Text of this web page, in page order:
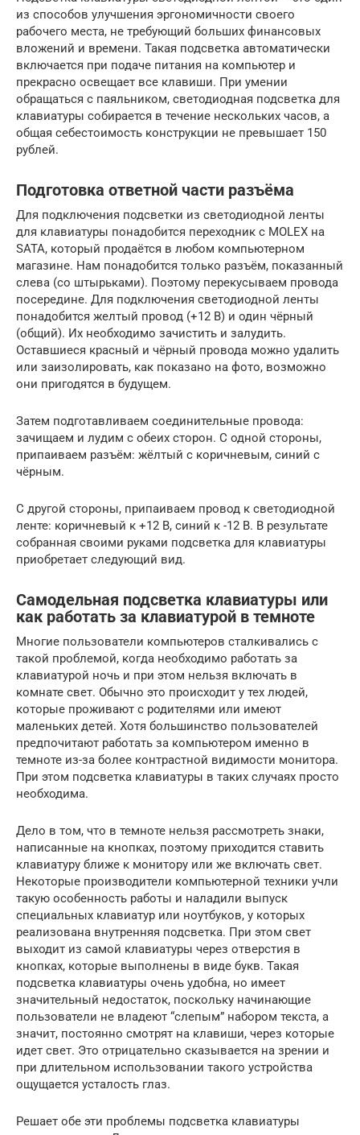
из способов улучшения эргономичности своего
рабочего места, не требующий больших финансовых
вложений и времени. Такая подсветка автоматически
включается при подаче питания на компьютер и
прекрасно освещает все клавиши. При умении
обращаться с паяльником, светодиодная подсветка для
клавиатуры собирается в течение нескольких часов, а
общая себестоимость конструкции не превышает 150
рублей.
Подготовка ответной части разъёма
Для подключения подсветки из светодиодной ленты
для клавиатуры понадобится переходник с MOLEX на
SATA, который продаётся в любом компьютерном
магазине. Нам понадобится только разъём, показанный
слева (со штырьками). Поэтому перекусываем провода
посередине. Для подключения светодиодной ленты
понадобится желтый провод (+12 В) и один чёрный
(общий). Их необходимо зачистить и залудить.
Оставшиеся красный и чёрный провода можно удалить
или заизолировать, как показано на фото, возможно
они пригодятся в будущем.
Затем подготавливаем соединительные провода:
зачищаем и лудим с обеих сторон. С одной стороны,
припаиваем разъём: жёлтый с коричневым, синий с
чёрным.
С другой стороны, припаиваем провод к светодиодной
ленте: коричневый к +12 В, синий к -12 В. В результате
собранная своими руками подсветка для клавиатуры
приобретает следующий вид.
Самодельная подсветка клавиатуры или
как работать за клавиатурой в темноте
Многие пользователи компьютеров сталкивались с
такой проблемой, когда необходимо работать за
клавиатурой ночь и при этом нельзя включать в
комнате свет. Обычно это происходит у тех людей,
которые проживают с родителями или имеют
маленьких детей. Хотя большинство пользователей
предпочитают работать за компьютером именно в
темноте из-за более контрастной видимости монитора.
При этом подсветка клавиатуры в таких случаях просто
необходима.
Дело в том, что в темноте нельзя рассмотреть знаки,
написанные на кнопках, поэтому приходится ставить
клавиатуру ближе к монитору или же включать свет.
Некоторые производители компьютерной техники учли
такую особенность работы и наладили выпуск
специальных клавиатур или ноутбуков, у которых
реализована внутренняя подсветка. При этом свет
выходит из самой клавиатуры через отверстия в
кнопках, которые выполнены в виде букв. Такая
подсветка клавиатуры очень удобна, но имеет
значительный недостаток, поскольку начинающие
пользователи не владеют “слепым” набором текста, а
значит, постоянно смотрят на клавиши, через которые
идет свет. Это отрицательно сказывается на зрении и
при длительном использовании такого устройства
ощущается усталость глаз.
Решает обе эти проблемы подсветка клавиатуры